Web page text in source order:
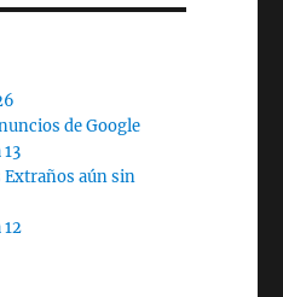
de Google
Extraños aún sin